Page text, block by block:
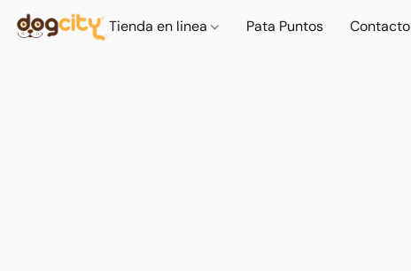
Tienda en linea Pata Puntos Contacto